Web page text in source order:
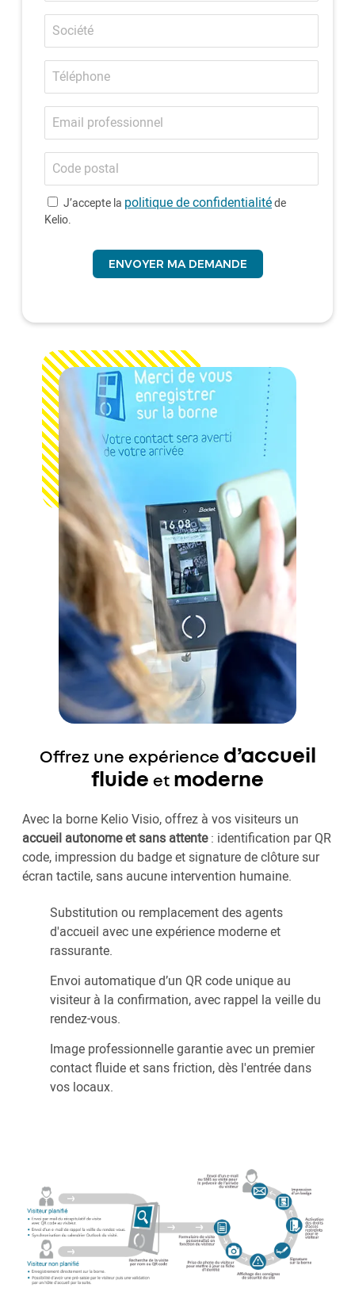
Société
Téléphone
Email
professionnel
Code
postal
J’accepte la politique de confidentialitéde
Kelio.
Offrez une expérience d’accueil
fluide et moderne
Avec la borne Kelio Visio, offrez à vos visiteurs un
accueil autonome et sans attente: identification par QR
code, impression du badge et signature de clôture sur
écran tactile, sans aucune intervention humaine.
Substitution ou remplacement des agents
d'accueil avec une expérience moderne et
rassurante.
Envoi automatique d’un QR code unique au
visiteur à la confirmation, avec rappel la veille du
rendez-vous.
Image professionnelle garantie avec un premier
contact fluide et sans friction, dès l'entrée dans
vos locaux.